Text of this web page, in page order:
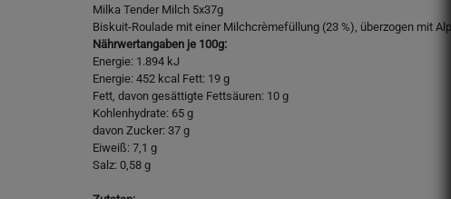
Milka Tender Milch 5x37g
Biskuit-Roulade mit einer Milchcrèmefüllung (23 %), überzogen mit
Nährwertangaben je 100g:
Energie: 1.894 kJ
Energie: 452 kcal Fett: 19 g
Fett, davon gesättigte Fettsäuren: 10 g
Kohlenhydrate: 65 g
davon Zucker: 37 g
Eiweiß: 7,1 g
Salz: 0,58 g